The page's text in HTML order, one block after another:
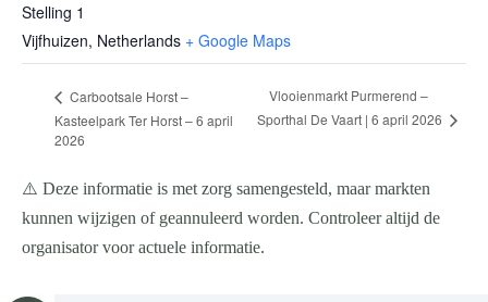
Stelling 1
Vijfhuizen, Netherlands + Google Maps
Carbootsale Horst –
Kasteelpark Ter Horst – 6 april
2026
Vlooienmarkt Purmerend –
Sporthal De Vaart | 6 april 2026
⚠️ Deze informatie is met zorg samengesteld, maar markten
kunnen wijzigen of geannuleerd worden. Controleer altijd de
organisator voor actuele informatie.